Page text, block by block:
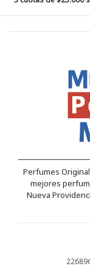
Perfumes
mejores
Nueva